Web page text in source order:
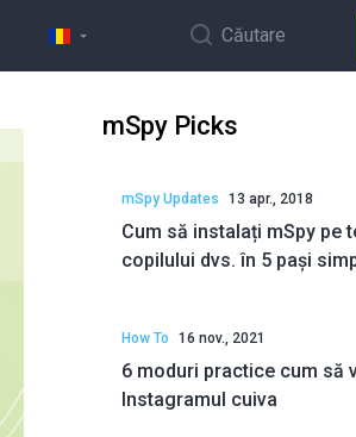
Căutare
mSpy Picks
mSpy Updates 13 apr., 2018
Cum să instalați mSpy pe
copilului dvs. în 5 pași
How To 16 nov., 2021
6 moduri practice cum să
Instagramul cuiva